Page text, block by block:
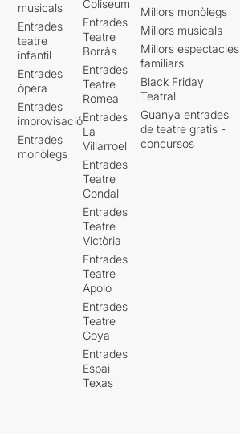
musicals
Entrades
teatre
infantil
Entrades
òpera
Entrades
improvisació
Entrades
monòlegs
Coliseum
Entrades
Teatre
Borràs
Entrades
Teatre
Romea
Entrades
La
Villarroel
Entrades
Teatre
Condal
Entrades
Teatre
Victòria
Entrades
Teatre
Apolo
Entrades
Teatre
Goya
Entrades
Espai
Texas
Millors monòlegs
Millors musicals
Millors espectacles
familiars
Black Friday
Teatral
Guanya entrades
de teatre gratis -
concursos